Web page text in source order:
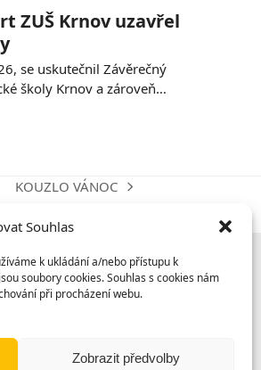
Souhlas
k ukládání a/nebo přístupu k
soubory cookies. Souhlas s cookies nám
při procházení webu.
Zobrazit předvolby
ZUŠ Krnov uzavřel
se uskutečnil Závěrečný
školy Krnov a zároveň…
next
KOUZLO VÁNOC